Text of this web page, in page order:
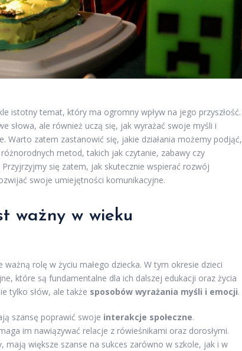
istotny temat, który ma ogromny wpływ na jego przyszłość.
słowa, ale również uczą się, jak wyrażać swoje myśli i
zatem zastanowić się, jakie działania możemy podjąć,
metod, takich jak czytanie, zabawy czy
się zatem, jak skutecznie wspierać rozwój
swoje umiejętności komunikacyjne.
ważny w wieku
rolę w życiu małego dziecka. W tym okresie dzieci
które są fundamentalne dla ich dalszej edukacji oraz życia
tylko słów, ale także sposobów wyrażania myśli i emocji.
szansę poprawić swoje interakcje społeczne.
im nawiązywać relacje z rówieśnikami oraz dorosłymi.
większe szanse na sukces zarówno w szkole, jak i w